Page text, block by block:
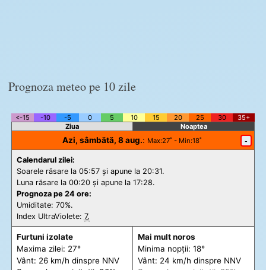
Prognoza meteo pe 10 zile
<-15 -10 -5 0 5 10 15 20 25 30
35+
Ziua
Noaptea
Azi, sâmbătă, 8 aug.: Max:27˚ - Min:18˚ -
Calendarul zilei:
Soarele răsare la 05:57 și apune la 20:31.
Luna răsare la 00:20 și apune la 17:28.
Prognoza pe 24 ore:
Umiditate: 70%.
Index UltraViolete: 7.
Furtuni izolate
Maxima zilei: 27°
Vânt: 26 km/h dinspre NNV
Mai mult noros
Minima nopții: 18°
Vânt: 24 km/h dinspre NNV